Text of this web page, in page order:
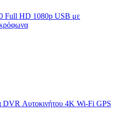
Full HD 1080p USB με
Αυτοκινήτου 4K Wi-Fi GPS